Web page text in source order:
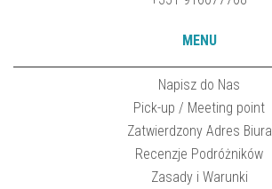
MENU
Napisz do Nas
Pick-up / Meeting point
Zatwierdzony Adres Biura
Recenzje Podróżników
Zasady i Warunki